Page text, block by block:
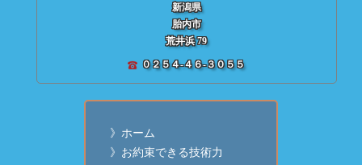
新潟県
胎内市
荒井浜 79
０２５４-４６-３０５５
》ホーム
》お約束できる技術力